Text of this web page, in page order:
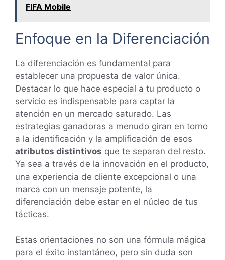
FIFA Mobile
Enfoque en la Diferenciación
La diferenciación es fundamental para
establecer una propuesta de valor única.
Destacar lo que hace especial a tu producto o
servicio es indispensable para captar la
atención en un mercado saturado. Las
estrategias ganadoras a menudo giran en torno
a la identificación y la amplificación de esos
atributos distintivos que te separan del resto.
Ya sea a través de la innovación en el producto,
una experiencia de cliente excepcional o una
marca con un mensaje potente, la
diferenciación debe estar en el núcleo de tus
tácticas.
Estas orientaciones no son una fórmula mágica
para el éxito instantáneo, pero sin duda son